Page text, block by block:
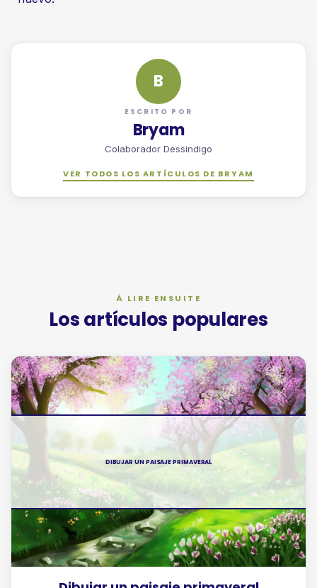
B
ESCRITO POR
Bryam
Colaborador Dessindigo
VER TODOS LOS ARTÍCULOS DE BRYAM
Los artículos populares
DIBUJAR UN PAISAJE PRIMAVERAL